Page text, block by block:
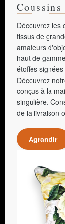
Découvrez les
tissus de
amateurs
haut de
étoffes signées
Découvrez
conçus à la
singulière.
de la livraison
Agrandir